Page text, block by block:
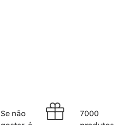
Se não
7000